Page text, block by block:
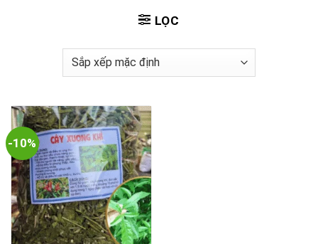
LỌC
-10%